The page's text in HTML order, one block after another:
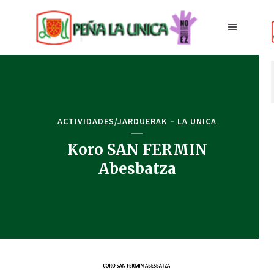
ACTIVIDADES/JARDUERAK LA UNICA
Koro SAN FERMIN
Abesbatza